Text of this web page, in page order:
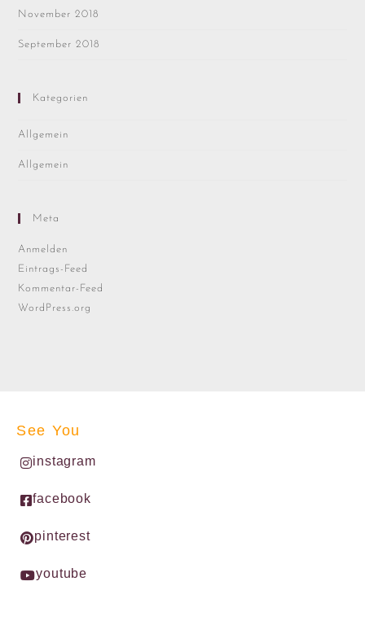
November 2018
September 2018
Kategorien
Allgemein
Allgemein
Meta
Anmelden
Eintrags-Feed
Kommentar-Feed
WordPress.org
See You
instagram
facebook
pinterest
youtube